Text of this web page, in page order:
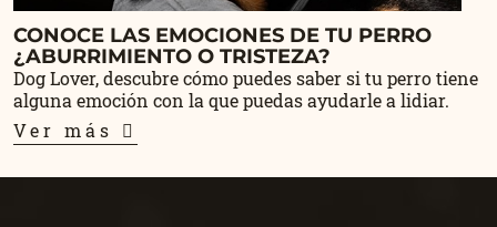
CONOCE LAS EMOCIONES DE TU PERRO
¿ABURRIMIENTO O TRISTEZA?
Dog Lover, descubre cómo puedes saber si tu perro tiene
alguna emoción con la que puedas ayudarle a lidiar.
Ver más